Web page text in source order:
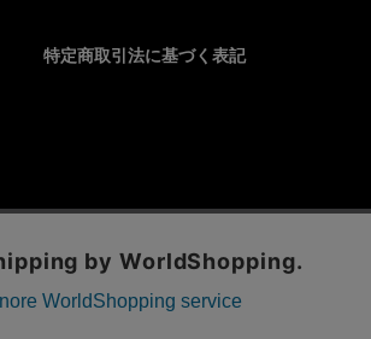
特定商取引法に基づく表記